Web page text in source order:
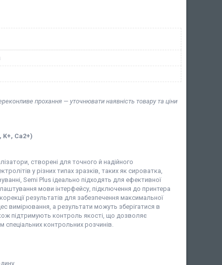
прохання — уточнювати наявність товару та ціни
K+, Ca2+)
створені для точного й надійного
у різних типах зразків, таких як сироватка,
Semi Plus ідеально підходять для ефективної
мови інтерфейсу, підключення до принтера
результатів для забезпечення максимальної
вимірювання, а результати можуть зберігатися в
підтримують контроль якості, що дозволяє
контрольних розчинів.